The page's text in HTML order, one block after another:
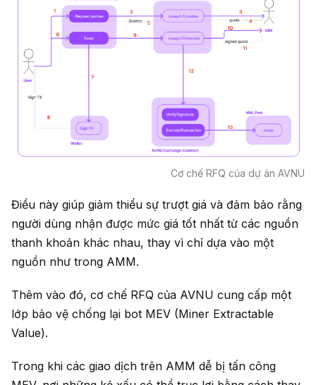
Cơ chế RFQ của dự án AVNU
Điều này giúp giảm thiểu sự trượt giá và đảm bảo rằng
người dùng nhận được mức giá tốt nhất từ các nguồn
thanh khoản khác nhau, thay vì chỉ dựa vào một
nguồn như trong AMM.
Thêm vào đó, cơ chế RFQ của AVNU cung cấp một
lớp bảo vệ chống lại bot MEV (Miner Extractable
Value).
Trong khi các giao dịch trên AMM dễ bị tấn công